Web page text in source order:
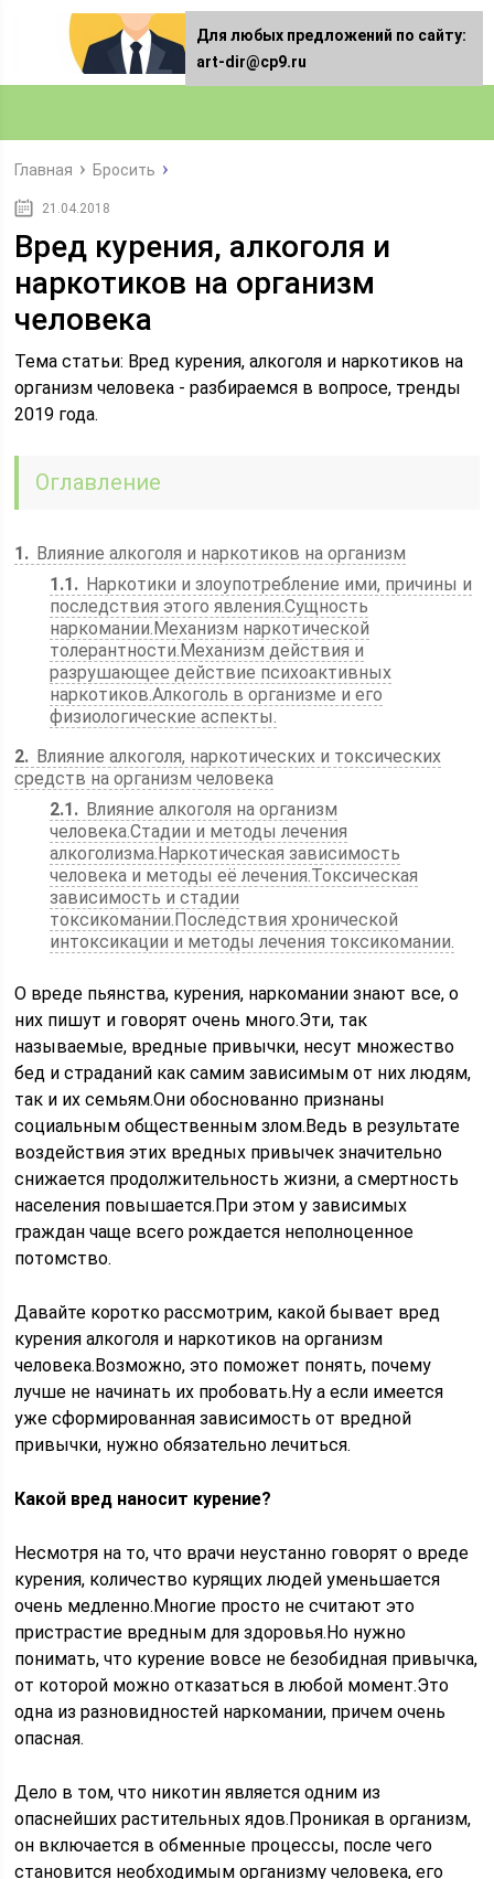
Главная Бросить
21.04.2018
Вред курения, алкоголя и
наркотиков на организм
человека
Тема статьи: Вред курения, алкоголя и наркотиков на
организм человека - разбираемся в вопросе, тренды
2019 года.
Оглавление
1
Влияние алкоголя и наркотиков на организм
1.1
Наркотики и злоупотребление ими, причины и
последствия этого явления.Сущность
наркомании.Механизм наркотической
толерантности.Механизм действия и
разрушающее действие психоактивных
наркотиков.Алкоголь в организме и его
физиологические аспекты.
2
Влияние алкоголя, наркотических и токсических
средств на организм человека
2.1
Влияние алкоголя на организм
человека.Стадии и методы лечения
алкоголизма.Наркотическая зависимость
человека и методы её лечения.Токсическая
зависимость и стадии
токсикомании.Последствия хронической
интоксикации и методы лечения токсикомании.
О вреде пьянства, курения, наркомании знают все, о
них пишут и говорят очень много.Эти, так
называемые, вредные привычки, несут множество
бед и страданий как самим зависимым от них людям,
так и их семьям.Они обоснованно признаны
социальным общественным злом.Ведь в результате
воздействия этих вредных привычек значительно
снижается продолжительность жизни, а смертность
населения повышается.При этом у зависимых
граждан чаще всего рождается неполноценное
потомство.
Давайте коротко рассмотрим, какой бывает вред
курения алкоголя и наркотиков на организм
человека.Возможно, это поможет понять, почему
лучше не начинать их пробовать.Ну а если имеется
уже сформированная зависимость от вредной
привычки, нужно обязательно лечиться.
Какой вред наносит курение?
Несмотря на то, что врачи неустанно говорят о вреде
курения, количество курящих людей уменьшается
очень медленно.Многие просто не считают это
пристрастие вредным для здоровья.Но нужно
понимать, что курение вовсе не безобидная привычка,
от которой можно отказаться в любой момент.Это
одна из разновидностей наркомании, причем очень
опасная.
Дело в том, что никотин является одним из
опаснейших растительных ядов.Проникая в организм,
он включается в обменные процессы, после чего
становится необходимым организму человека, его
Для любых предложений по сайту:
art-dir@cp9.ru